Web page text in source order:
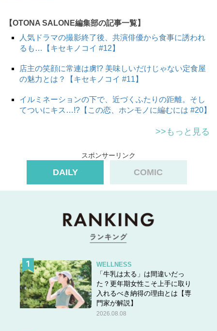
スポンサーリンク
【OTONA SALONE編集部の記事一覧】
人気ドラマの撮影終了後、共演俳優から食事に誘われ
るも…【キセキノコイ #12】
店主の笑顔に常連は虜!? 美味しいだけじゃない定食屋
の魅力とは？【キセキノコイ #11】
イルミネーションの下で、近づくふたりの距離。そし
てついにキス…!?【この恋、ホンモノに編むには #20】
>>もっと見る
スポンサーリンク
DAILY COMIC
WELLNESS
「牛乳は太る」は間違いだっ
た？更年期女性こそ上手に取り
入れるべき納得の理由とは【専
門家が解説】
2026.08.08